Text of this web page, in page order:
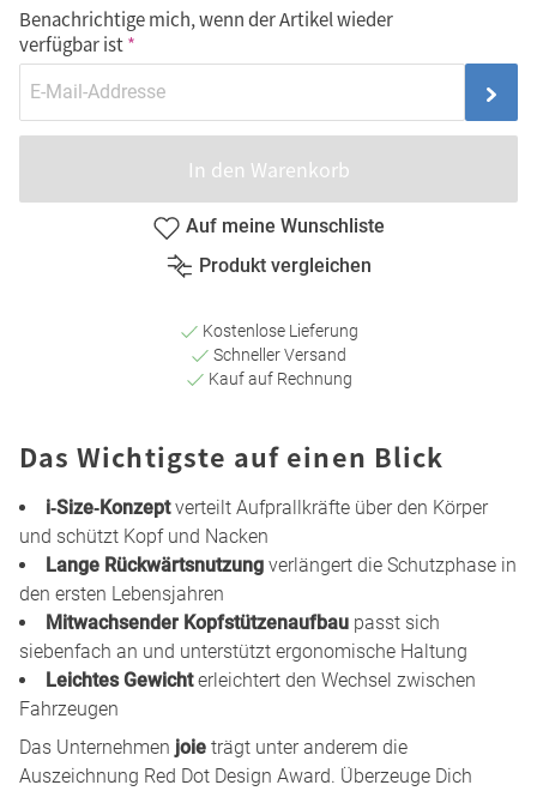
Benachrichtige mich, wenn der Artikel wieder
verfügbar ist
In den Warenkorb
Auf meine Wunschliste
Produkt vergleichen
Kostenlose Lieferung
Schneller Versand
Kauf auf Rechnung
Das Wichtigste auf einen Blick
i‑Size‑Konzeptverteilt Aufprallkräfte über den Körper
und schützt Kopf und Nacken
Lange Rückwärtsnutzung verlängert die Schutzphase in
den ersten Lebensjahren
Mitwachsender Kopfstützenaufbau passt sich
siebenfach an und unterstützt ergonomische Haltung
Leichtes Gewichterleichtert den Wechsel zwischen
Fahrzeugen
Das Unternehmen joie trägt unter anderem die
Auszeichnung Red Dot Design Award. Überzeuge Dich